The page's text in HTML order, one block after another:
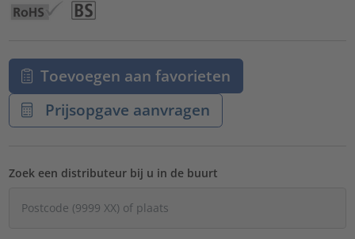
Toevoegen aan favorieten
Prijsopgave aanvragen
Zoek een distributeur bij u in de buurt